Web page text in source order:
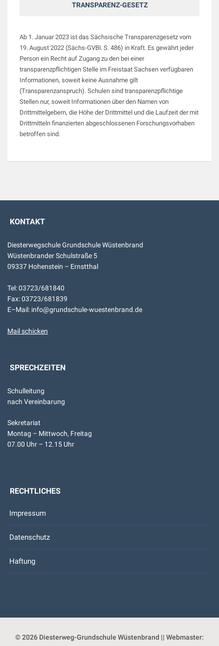
TRANSPARENZ-GESETZ
Ab 1. Januar 2023 ist das Sächsische Transparenzgesetz vom
19. August 2022 (Sächs-GVBl. S. 486) in Kraft. Es gewährt jeder
Person ein Recht auf Zugang zu den bei einer
transparenzpflichtigen Stelle im Freistaat Sachsen verfügbaren
Informationen, soweit keine Ausnahme gilt
(Transparenzanspruch). Schulen sind transparenzpflichtige
Stellen nur, soweit Informationen über den Namen von
Drittmittelgebern, die Höhe der Drittmittel und die Laufzeit der mit
Drittmitteln finanzierten abgeschlossenen Forschungsvorhaben
betroffen sind.
KONTAKT
Diesterwegschule Grundschule Wüstenbrand
Wüstenbrander Schulstraße 5
09337 Hohenstein – Ernstthal
Tel: 03723/681840
Fax: 03723/681839
E–Mail: info@grundschule-wuestenbrand.de
Mail schicken
SPRECHZEITEN
Schulleitung
nach Vereinbarung
Sekretariat
Montag – Mittwoch, Freitag
07.00 Uhr – 12.15 Uhr
RECHTLICHES
Impressum
Datenschutz
Haftung
© 2026 Diesterweg-Grundschule Wüstenbrand || Webmaster: